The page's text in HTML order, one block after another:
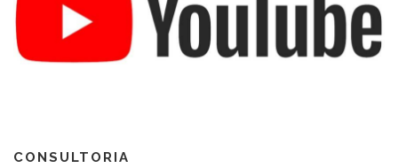
CONSULTORIA